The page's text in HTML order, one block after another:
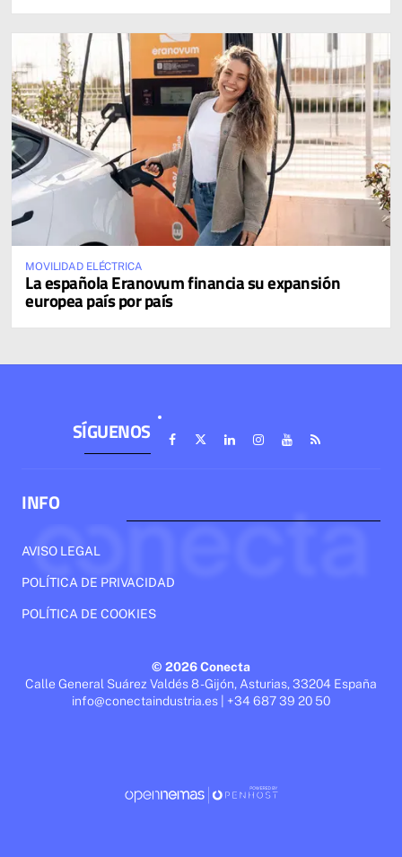
MOVILIDAD ELÉCTRICA
La española Eranovum financia su expansión
europea país por país
SÍGUENOS
INFO
AVISO LEGAL
POLÍTICA DE PRIVACIDAD
POLÍTICA DE COOKIES
© 2026 Conecta
Calle General Suárez Valdés 8 - Gijón, Asturias, 33204 España
info@conectaindustria.es | +34 687 39 20 50